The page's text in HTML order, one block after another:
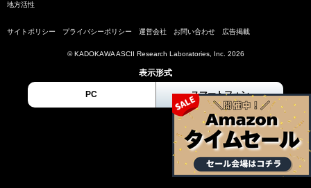
地方活性
サイトポリシー プライバシーポリシー 運営会社 お問い合わせ 広告掲載
© KADOKAWA ASCII Research Laboratories, Inc. 2026
表示形式
PC スマートフォン